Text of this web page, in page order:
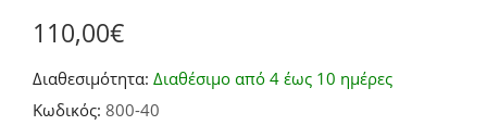
110,00€
Διαθεσιμότητα: Διαθέσιμο από 4 έως 10 ημέρες
Κωδικός: 800-40